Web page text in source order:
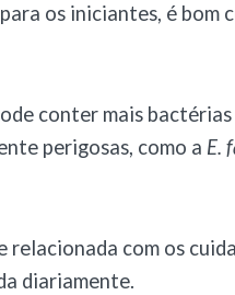
os iniciantes, é bom
conter mais bactérias
perigosas, como a E.
com os
diariamente.